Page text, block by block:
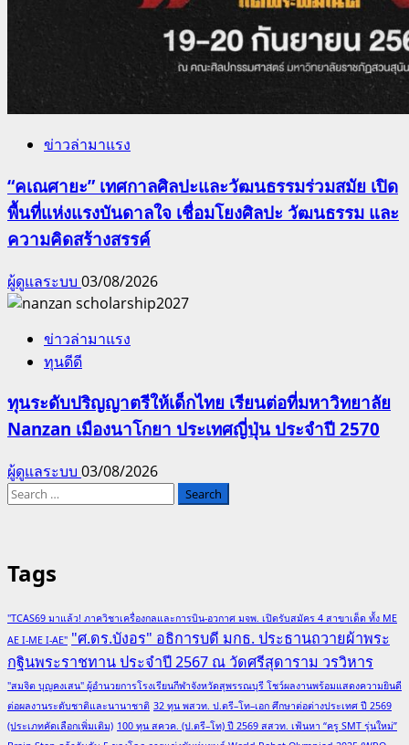
ข่าวล่ามาแรง
“คเณศายะ” เทศกาลศิลปะและวัฒนธรรมร่วมสมัย เปิด
พื้นที่แห่งแรงบันดาลใจ เชื่อมโยงศิลปะ วัฒนธรรม และ
ความคิดสร้างสรรค์
ผู้ดูแลระบบ 03/08/2026
ข่าวล่ามาแรง
ทุนดีดี
ทุนระดับปริญญาตรีให้เด็กไทย เรียนต่อที่มหาวิทยาลัย
Nanzan เมืองนาโกยา ประเทศญี่ปุ่น ประจำปี 2570
ผู้ดูแลระบบ 03/08/2026
Search
Tags
"TCAS69 มาแล้ว! ภาควิชาเครื่องกลและการบิน-อวกาศ มจพ. เปิดรับสมัคร 4 สาขาเด็ด ทั้ง ME
AE I-ME I-AE" "ศ.ดร.บังอร" อธิการบดี มกธ. ประธานถวายผ้าพระ
กฐินพระราชทาน ประจำปี 2567 ณ วัดศรีสุดาราม วรวิหาร
"สมจิต บุญคงเสน" ผู้อำนวยการโรงเรียนกีฬาจังหวัดสุพรรณบุรี โชว์ผลงานพร้อมแสดงความยินดี
ต่อผลงานระดับชาติและนานาชาติ 32 ทุน พสวท. ป.ตรี–โท–เอก ศึกษาต่อต่างประเทศ ปี 2569
(ประเภทคัดเลือกเพิ่มเติม) 100 ทุน สควค. (ป.ตรี–โท) ปี 2569 สสวท. เฟ้นหา “ครู SMT รุ่นใหม่”